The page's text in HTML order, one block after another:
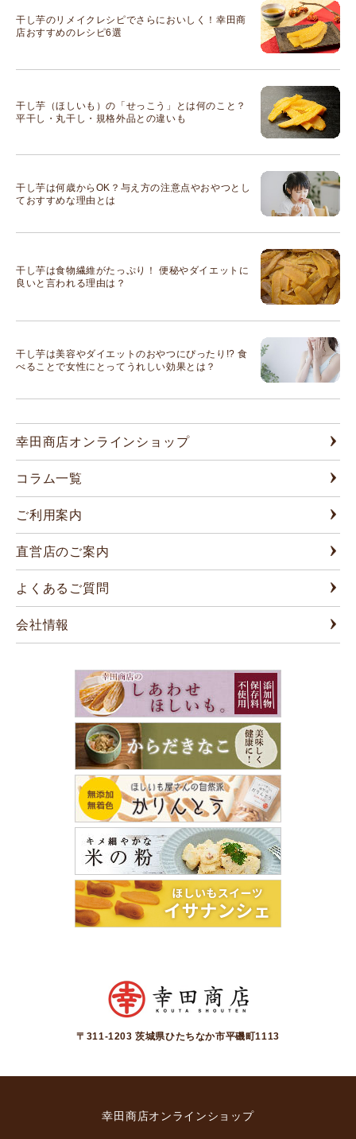
干し芋のリメイクレシピでさらにおいしく！幸田商
店おすすめのレシピ6選
干し芋（ほしいも）の「せっこう」とは何のこと？
平干し・丸干し・規格外品との違いも
干し芋は何歳からOK？与え方の注意点やおやつとし
ておすすめな理由とは
干し芋は食物繊維がたっぷり！ 便秘やダイエットに
良いと言われる理由は？
干し芋は美容やダイエットのおやつにぴったり!? 食
べることで女性にとってうれしい効果とは？
幸田商店オンラインショップ
コラム一覧
ご利用案内
直営店のご案内
よくあるご質問
会社情報
〒311-1203 茨城県ひたちなか市平磯町1113
幸田商店オンラインショップ